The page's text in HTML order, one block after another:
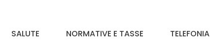
SALUTE NORMATIVE E TASSE TELEFONIA